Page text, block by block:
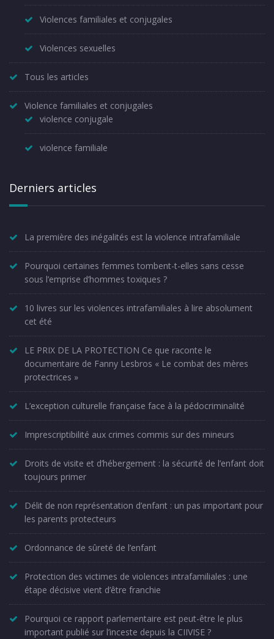
Violences familiales et conjugales
Violences sexuelles
Tous les articles
Violence familiales et conjugales
violence conjugale
violence familiale
Derniers articles
La première des inégalités est la violence intrafamiliale
Pourquoi certaines femmes tombent-t-elles sans cesse
sous l’emprise d’hommes toxiques ?
10 livres sur les violences intrafamiliales à lire absolument
cet été
LE PRIX DE LA PROTECTION Ce que raconte le
documentaire de Fanny Lesbros « Le combat des mères
protectrices »
L’exception culturelle française face à la pédocriminalité
Imprescriptibilité aux crimes commis sur des mineurs
Droits de visite et d’hébergement : la sécurité de l’enfant doit
toujours primer
Délit de non représentation d’enfant : un pas important pour
les parents protecteurs
Ordonnance de sûreté de l’enfant
Protection des victimes de violences intrafamiliales : une
étape décisive vient d’être franchie
Pourquoi ce rapport parlementaire est peut-être le plus
important publié sur l’inceste depuis la CIIVISE ?